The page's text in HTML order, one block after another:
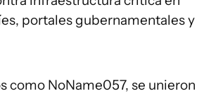
portales gubernamentales y
NoName057, se unieron